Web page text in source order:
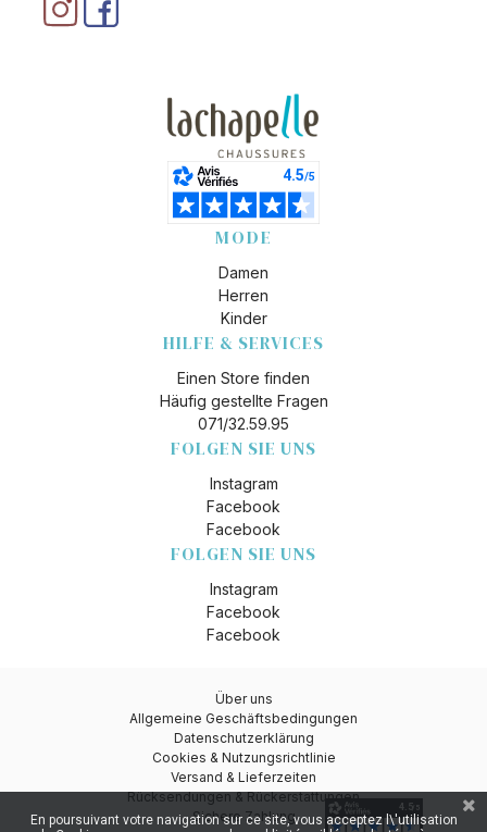
MODE
Damen
Herren
Kinder
HILFE & SERVICES
Einen Store finden
Häufig gestellte Fragen
071/32.59.95
FOLGEN SIE UNS
Instagram
Facebook
Facebook
FOLGEN SIE UNS
Instagram
Facebook
Facebook
Über uns
Allgemeine Geschäftsbedingungen
Datenschutzerklärung
Cookies & Nutzungsrichtlinie
Versand & Lieferzeiten
Rücksendungen & Rückerstattungen
Sichere Zahlung
En poursuivant votre navigation sur ce site, vous acceptez l\'utilisation